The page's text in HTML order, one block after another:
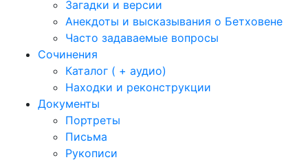
Загадки и версии
Анекдоты и высказывания о Бетховене
Часто задаваемые вопросы
Сочинения
Каталог ( + аудио)
Находки и реконструкции
Документы
Портреты
Письма
Рукописи